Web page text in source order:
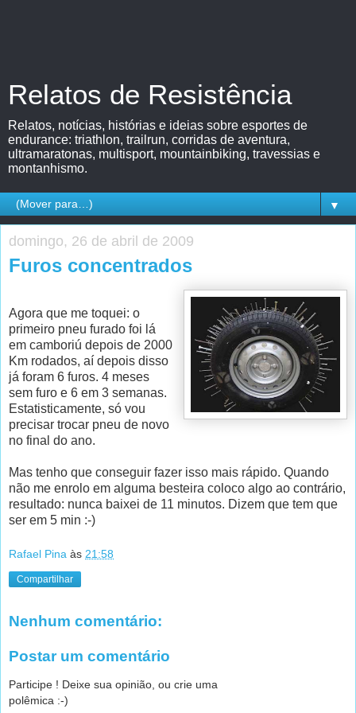
Relatos de Resistência
Relatos, notícias, histórias e ideias sobre esportes de
endurance: triathlon, trailrun, corridas de aventura,
ultramaratonas, multisport, mountainbiking, travessias e
montanhismo.
▼
domingo, 26 de abril de 2009
Furos concentrados
Agora que me toquei: o
primeiro pneu furado foi lá
em camboriú depois de 2000
Km rodados, aí depois disso
já foram 6 furos. 4 meses
sem furo e 6 em 3 semanas.
Estatisticamente, só vou
precisar trocar pneu de novo
no final do ano.
Mas tenho que conseguir fazer isso mais rápido. Quando
não me enrolo em alguma besteira coloco algo ao contrário,
resultado: nunca baixei de 11 minutos. Dizem que tem que
ser em 5 min :-)
Rafael Pina às 21:58
Compartilhar
Nenhum comentário:
Postar um comentário
Participe ! Deixe sua opinião, ou crie uma
polêmica :-)